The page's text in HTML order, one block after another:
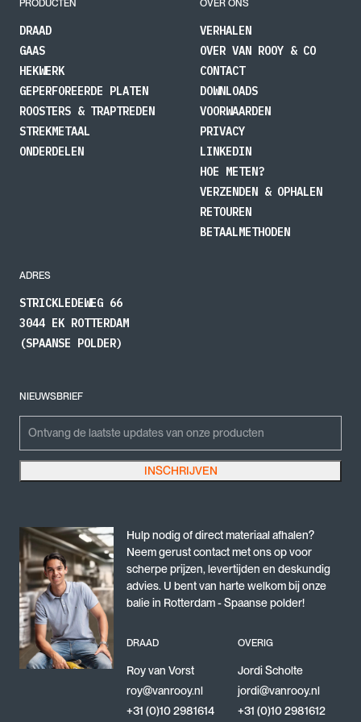
Geschikt voor kabeldiameters van 0,90 mm tot 6,10
Maatwerk mogelijk bij specifieke toepassingen of
afwijkende eisen
Zo heeft u altijd de juiste combinatie van kabel, persklem
en gereedschap voor een betrouwbare verbinding.
PRODUCTEN
DRAAD
GAAS
HEKWERK
GEPERFOREERDE PLATEN
ROOSTERS & TRAPTREDEN
STREKMETAAL
ONDERDELEN
OVER ONS
VERHALEN
OVER VAN ROOY & CO
CONTACT
DOWNLOADS
VOORWAARDEN
PRIVACY
LINKEDIN
HOE METEN?
VERZENDEN & OPHALEN
RETOUREN
BETAALMETHODEN
ADRES
STRICKLEDEWEG 66
3044 EK ROTTERDAM
(SPAANSE POLDER)
NIEUWSBRIEF
Dit veld is bedoeld voor validatiedoeleinden en moet niet worden gewijzigd.
INSCHRIJVEN
Hulp nodig of direct materiaal afhalen?
Neem gerust contact met ons op voor
scherpe prijzen, levertijden en deskundig
advies. U bent van harte welkom bij onze
balie in Rotterdam - Spaanse polder!
DRAAD
Roy van Vorst
roy@vanrooy.nl
+31 (0)10 2981614
OVERIG
Jordi Scholte
jordi@vanrooy.nl
+31 (0)10 2981612